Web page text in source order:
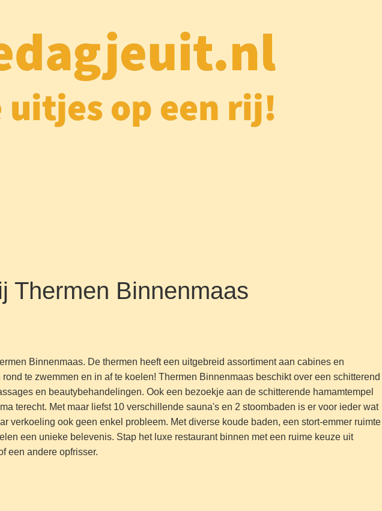
Thermen Binnenmaas
Binnenmaas. De thermen heeft een uitgebreid assortiment aan cabines en
te zwemmen en in af te koelen! Thermen Binnenmaas beschikt over een schitterend
en beautybehandelingen. Ook een bezoekje aan de schitterende hamamtempel
terecht. Met maar liefst 10 verschillende sauna's en 2 stoombaden is er voor ieder wat
verkoeling ook geen enkel probleem. Met diverse koude baden, een stort-emmer ruimte
een unieke belevenis. Stap het luxe restaurant binnen met een ruime keuze uit
een andere opfrisser.